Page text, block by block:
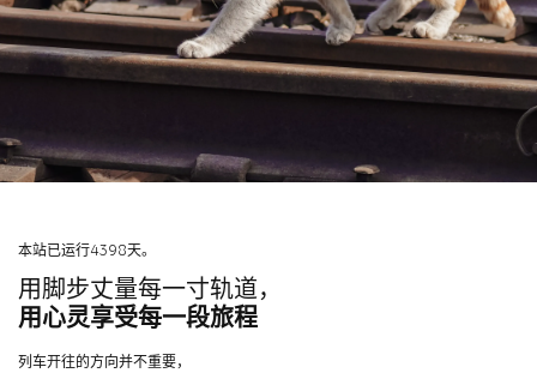
本站已运行4398天。
用脚步丈量每一寸轨道，
用心灵享受每一段旅程
列车开往的方向并不重要，